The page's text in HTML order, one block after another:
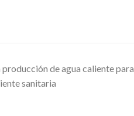
de agua caliente para
sanitaria